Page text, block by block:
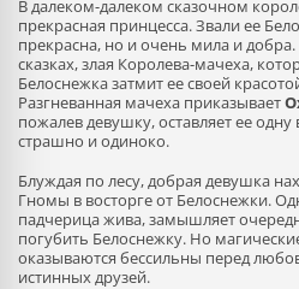
В далеком-далеком сказочном
прекрасная принцесса. Звали ее
прекрасна, но и очень мила и добра.
сказках, злая Королева-мачеха,
Белоснежка затмит ее своей
Разгневанная мачеха приказывает
пожалев девушку, оставляет ее
страшно и одиноко.
Блуждая по лесу, добрая девушка
Гномы в восторге от Белоснежки.
падчерица жива, замышляет
погубить Белоснежку. Но
оказываются бессильны перед
истинных друзей.